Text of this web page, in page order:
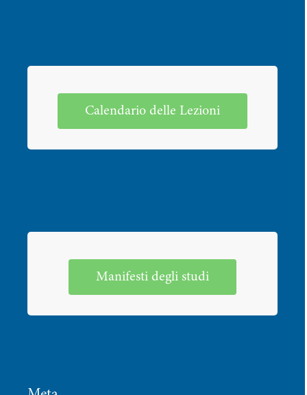
Calendario delle Lezioni
Manifesti degli studi